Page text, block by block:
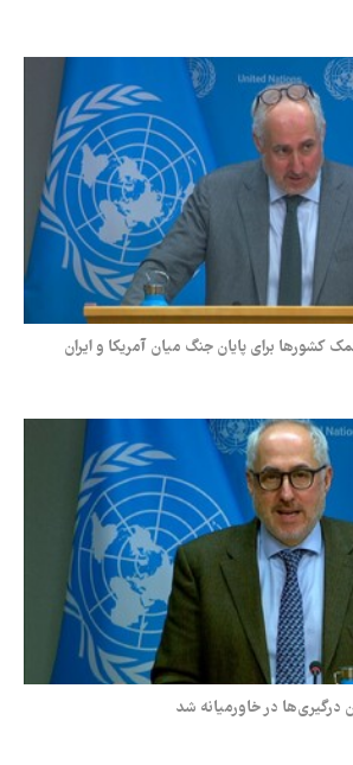
کشورها برای پایان جنگ میان آمریکا و ایران
درگیری‌ها در خاورمیانه شد